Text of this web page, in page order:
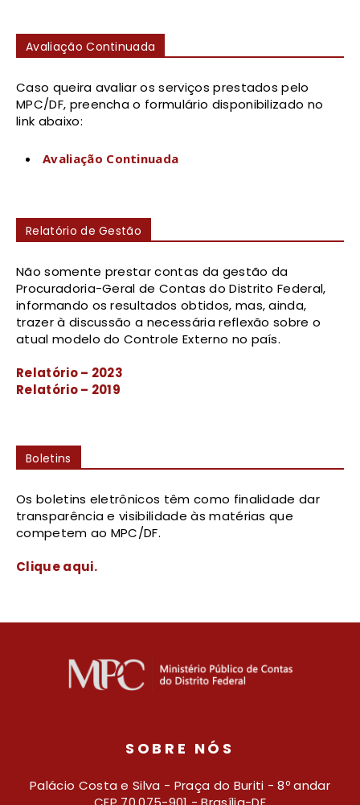
Avaliação Continuada
Caso queira avaliar os serviços prestados pelo
MPC/DF, preencha o formulário disponibilizado no
link abaixo:
Avaliação Continuada
Relatório de Gestão
Não somente prestar contas da gestão da
Procuradoria-Geral de Contas do Distrito Federal,
informando os resultados obtidos, mas, ainda,
trazer à discussão a necessária reflexão sobre o
atual modelo do Controle Externo no país.
Relatório – 2023
Relatório – 2019
Boletins
Os boletins eletrônicos têm como finalidade dar
transparência e visibilidade às matérias que
competem ao MPC/DF.
Clique aqui.
SOBRE NÓS
Palácio Costa e Silva - Praça do Buriti - 8º andar